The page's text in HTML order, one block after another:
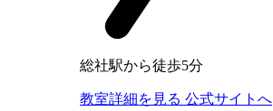
総社駅から徒歩5分
教室詳細を見る 公式サイトへ